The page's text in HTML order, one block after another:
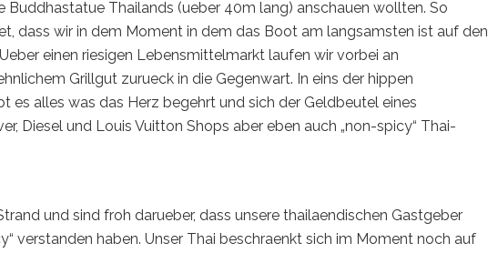
Buddhastatue Thailands (ueber 40m lang) anschauen wollten. So
dass wir in dem Moment in dem das Boot am langsamsten ist auf den
einen riesigen Lebensmittelmarkt laufen wir vorbei an
Grillgut zurueck in die Gegenwart. In eins der hippen
es alles was das Herz begehrt und sich der Geldbeutel eines
Diesel und Louis Vuitton Shops aber eben auch „non-spicy“ Thai-
und sind froh darueber, dass unsere thailaendischen Gastgeber
verstanden haben. Unser Thai beschraenkt sich im Moment noch auf